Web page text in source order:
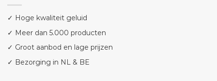
✓ Hoge kwaliteit geluid
✓ Meer dan 5.000 producten
✓ Groot aanbod en lage prijzen
✓ Bezorging in NL & BE